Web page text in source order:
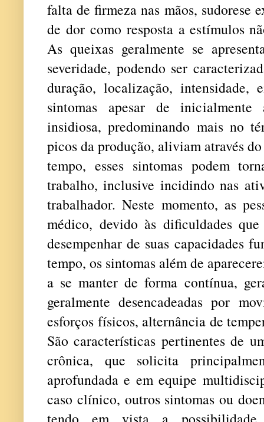
falta de firmeza nas mãos, sudorese
de dor como resposta a estímulos
As queixas geralmente se
severidade, podendo ser
duração, localização, intensidade,
sintomas apesar de inicialmente
insidiosa, predominando mais no
picos da produção, aliviam através
tempo, esses sintomas podem
trabalho, inclusive incidindo nas
trabalhador. Neste momento, as
médico, devido às dificuldades
desempenhar de suas capacidades
tempo, os sintomas além de
a se manter de forma contínua,
geralmente desencadeadas por
esforços físicos, alternância de
São características pertinentes de
crônica, que solicita
aprofundada e em equipe
caso clínico, outros sintomas ou